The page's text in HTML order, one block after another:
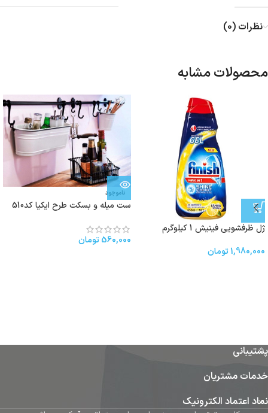
نظرات (0)
محصولات مشابه
ژل ظرفشویی فینیش 1 کیلوگرم
1,980,000تومان
ناموجود
ست میله و بسکت طرح ایکیا کد510
560,000تومان
پشتیبانی
خدمات مشتریان
نماد اعتماد الکترونیک